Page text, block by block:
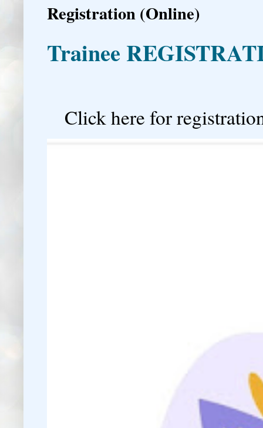
Registration (Online)
Trainee
Click here for